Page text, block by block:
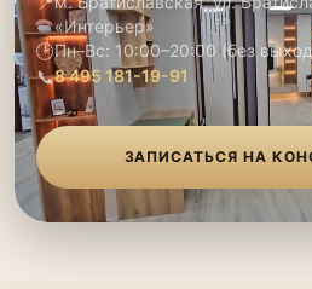
«Интерьер»
🕑Пн–Вс: 10:00–20:00 (без
📞8 495 181-19-91
ЗАПИСАТЬСЯ НА